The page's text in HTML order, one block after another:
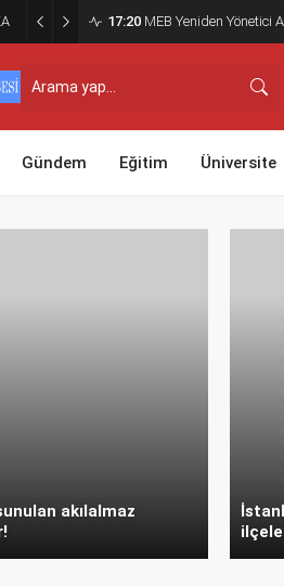
17:20 MEB Yeniden Yönetici
Gündem Eğitim Üniversite
akılalmaz